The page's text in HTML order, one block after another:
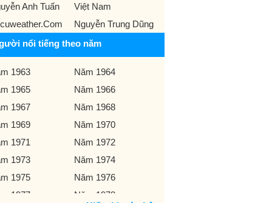
Anh Tuấn
Việt Nam
Nguyễn Trung Dũng
nổi tiếng theo năm
1963
Năm 1964
1965
Năm 1966
1967
Năm 1968
1969
Năm 1970
1971
Năm 1972
1973
Năm 1974
1975
Năm 1976
1977
Năm 1978